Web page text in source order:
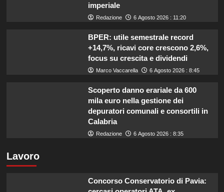
imperiale
Redazione 6 Agosto 2026 : 11:20
BPER: utile semestrale record
+14,7%, ricavi core crescono 2,6%,
focus su crescita e dividendi
Marco Vaccarella 6 Agosto 2026 : 8:45
Scoperto danno erariale da 600
mila euro nella gestione dei
depuratori comunali e consortili in
Calabria
Redazione 6 Agosto 2026 : 8:35
Lavoro
Concorso Conservatorio di Pavia: